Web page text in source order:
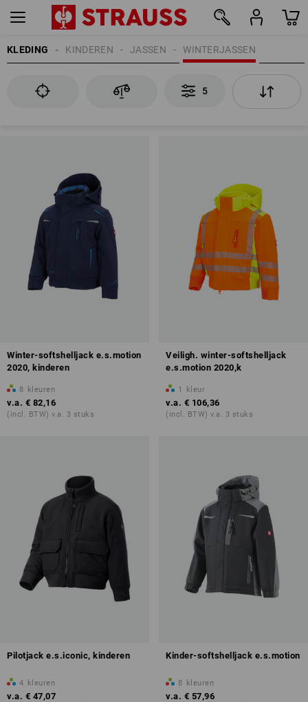
KLEDING WINTERJASSEN
JASSEN
KINDEREN
5
Winter-softshelljack e.s.motion
2020, kinderen
8 kleuren
v.a. € 82,16
(incl. BTW) v.a. 3 stuks
Veiligh. winter-softshelljack
e.s.motion 2020,k
1 kleur
v.a. € 106,36
(incl. BTW) v.a. 3 stuks
Pilotjack e.s.iconic, kinderen
4 kleuren
v.a. € 47,07
Kinder-softshelljack e.s.motion
8 kleuren
v.a. € 57,96